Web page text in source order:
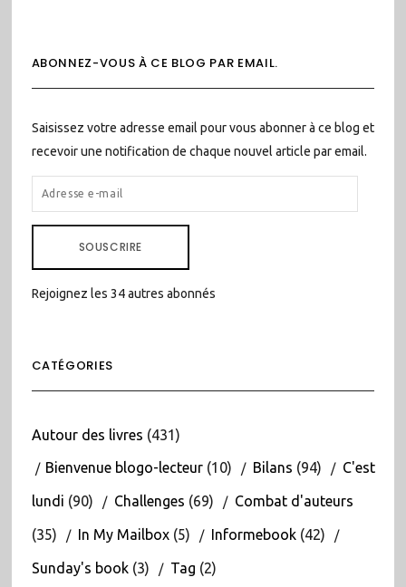
ABONNEZ-VOUS À CE BLOG PAR EMAIL.
Saisissez votre adresse email pour vous abonner à ce blog et
recevoir une notification de chaque nouvel article par email.
ADRESSE
E-
SOUSCRIRE
Rejoignez les 34 autres abonnés
CATÉGORIES
Autour des livres (431)
Bienvenue blogo-lecteur(10) Bilans (94) C'est
lundi (90) Challenges (69) Combat d'auteurs
(35) In My Mailbox(5) Informebook(42)
Sunday's book(3) Tag (2)